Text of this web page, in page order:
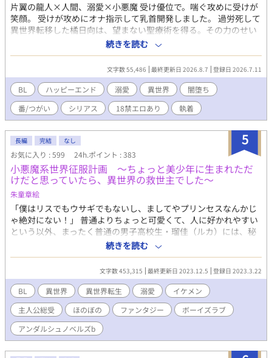
片翼の龍人×人間、溺愛×小悪魔 受け優位で。喘ぐ攻めに受けが
笑顔。 受けが攻めにオナ指示して乳首開発しました。 過労死して
異世界転移した橘日向は、望まない聖療術を得る。その力のせい
でヴァルキウスに治療をおこなうが、彼はそれをきっかけに番と
しての本能に狂い出す。冷静沈着だった英雄は、日向に向ける本
能による執着と恋心から嫌われる不安に揺れる。 ハッピーエンド
予定です。シリアスの予定がシリアスになりません。 日向→過労
死して異世界転移。やさぐれが回復傾向。異性との経験過多。小
悪魔受け？ ヴァルキウス→銀髪紅目龍人。オペ後無事に片翼
（右）。番の本能（犯したい監禁したい私の物）、を理性で押さ
えつける。が、日向がかわいくてギリギリ。攻め。攻めなのに、
番に翻弄されて喘ぐ。乳首開発された。 ゼブール→常識人のおじ
いちゃん。 ルシウス→ヴァルキウスの弟。陛下。兄馬鹿。 （※ハ
ッピーエンド予定） ※は軽いえち注意 不定期更新です。シリアス
のはずでした。 1話1000文字位で進みます。 なろうムーンでも同
じの書いています。なろうのほうが更新早いです。
続きを読む
文字数 55,486 最終更新日 2026.8.7 登録日 2026.7.11
BL ハッピーエンド 溺愛 異世界
闇堕ち
番/つがい
シリアス 18禁エロあり 執着
5
長編 完結 なし
お気に入り : 599 24h.ポイント : 383
小悪魔系世界征服計画 ～ちょっと美少年に生まれただ
けだと思っていたら、異世界の救世主でした～
朱童章絵
「僕はリスでもウサギでもないし、ましてやプリンセスなんかじ
ゃ絶対にない！」 普通よりちょっと可愛くて、人に好かれやすい
という以外、まったく普通の男子高校生・瑠佳（ルカ）には、秘
密がある。小さな頃からずっと、別な世界で日々を送り、成長し
ていく夢を見続けているのだ。 史上最強の呼び声も高い、大魔法
使いである祖母・ベリンダ。 その弟子であり、物腰柔らか、ルカ
のトラウマを刺激しまくる、超絶美形・ユージーン。 外見も内面
も、強くて男らしくて頼りになる、寡黙で優しい、薬屋の跡取
り・ジェイク。 いつも笑顔で温厚だけど、ルカ以外にまったく価
値を見出さない、ヤンデレ系神父・ネイト。 領主の息子なのに気
さくで誠実、親友のイケメン貴公子・フィンレー。 彼らの過剰な
スキンシップに狼狽えながらも、ルカは日々を楽しく過ごしてい
続きを読む
文字数 453,315 最終更新日 2023.12.5 登録日 2023.3.22
BL 異世界 異世界転生 溺愛
イケメン
主人公総受
ほのぼの ファンタジー
ボーイズラブ
アンダルシュノベルズb